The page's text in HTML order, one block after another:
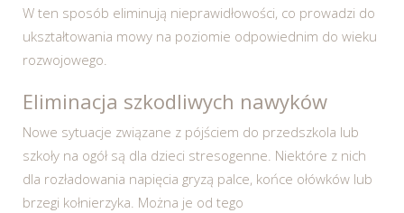
W ten sposób eliminują nieprawidłowości, co prowadzi do
ukształtowania mowy na poziomie odpowiednim do wieku
rozwojowego.
Eliminacja szkodliwych nawyków
Nowe sytuacje związane z pójściem do przedszkola lub
szkoły na ogół są dla dzieci stresogenne. Niektóre z nich
dla rozładowania napięcia gryzą palce, końce ołówków lub
brzegi kołnierzyka. Można je od tego